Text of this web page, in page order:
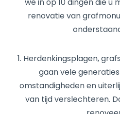
renovatie van
1. Herdenkingsplagen,
gaan vele
omstandigheden en
van tijd verslechteren.